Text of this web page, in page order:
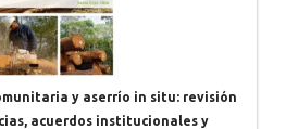
y aserrío in situ: revisión
acuerdos institucionales y